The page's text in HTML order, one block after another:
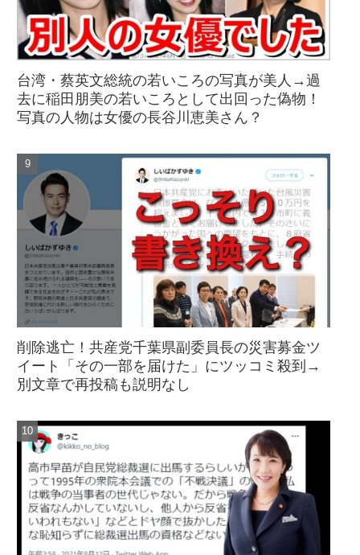
台湾・蔡英文総統の若いころの写真が美人→過
去に稲田朋美の若いころとして出回った偽物！
写真の人物は女優の長谷川恵美さん？
削除逃亡！共産党千葉県副委員長の災害募金ツ
イート「その一部を届けた」にツッコミ殺到→
別文章で再投稿も説明なし